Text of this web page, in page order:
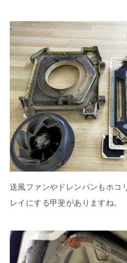
送風ファンやドレンパンもホコ
レイにする甲斐がありますね。